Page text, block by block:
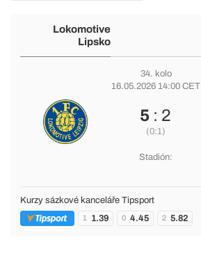
Lokomotive
Lipsko
34. kolo
16.05.2026 14:00 CET
5 : 2
(0:1)
Stadión:
Kurzy sázkové kanceláře Tipsport
1 1.39 0 4.45 2 5.82